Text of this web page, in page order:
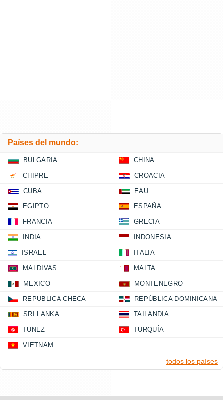
Países del mundo:
BULGARIA CHINA
CHIPRE CROACIA
CUBA EAU
EGIPTO ESPAÑA
FRANCIA GRECIA
INDIA INDONESIA
ISRAEL ITALIA
MALDIVAS MALTA
MEXICO MONTENEGRO
REPUBLICA CHECA REPÚBLICA DOMINICANA
SRI LANKA TAILANDIA
TUNEZ TURQUÍA
VIETNAM
todos los países